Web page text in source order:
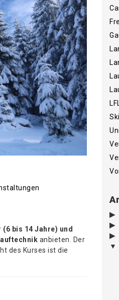
bis 14 Jahre) und
anbieten. Der
des Kurses ist die